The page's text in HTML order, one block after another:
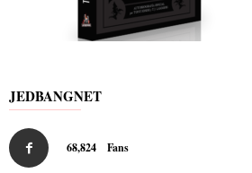
JEDBANGNET
68,824 Fans